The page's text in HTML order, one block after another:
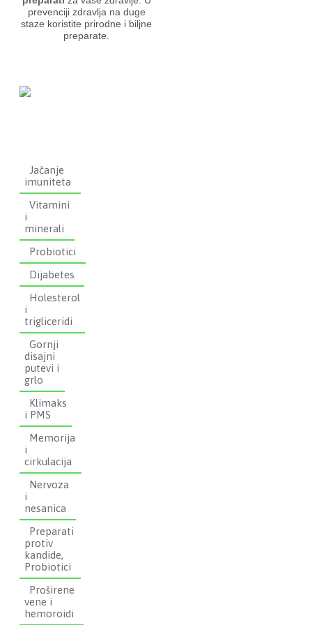
prevenciji zdravlja na duge
staze koristite prirodne i biljne
preparate.
Jačanje
imuniteta
Vitamini
i
minerali
Probiotici
Dijabetes
Holesterol
i
trigliceridi
Gornji
disajni
putevi i
grlo
Klimaks
i PMS
Memorija
i
cirkulacija
Nervoza
i
nesanica
Preparati
protiv
kandide,
Probiotici
Proširene
vene i
hemoroidi